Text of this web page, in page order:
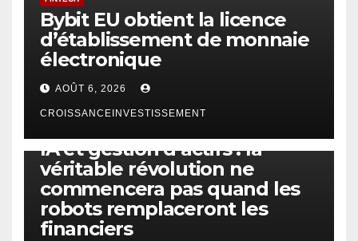
Bybit EU obtient la licence
d’établissement de monnaie
électronique
AOÛT 6, 2026
CROISSANCEINVESTISSEMENT
IA et gestion d’actifs : la
véritable révolution ne
commencera pas quand les
robots remplaceront les
financiers